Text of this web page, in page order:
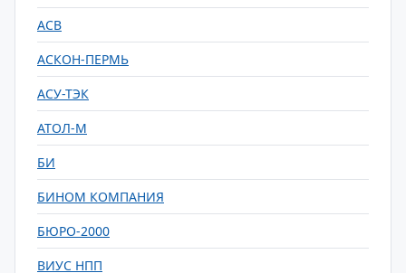
АСВ
АСКОН-ПЕРМЬ
АСУ-ТЭК
АТОЛ-М
БИ
БИНОМ КОМПАНИЯ
БЮРО-2000
ВИУС НПП